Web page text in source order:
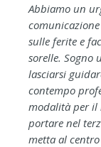
Abbiamo un
sulle ferite e
sorelle. Sogno
lasciarsi
contempo
modalità per il
portare nel
metta al